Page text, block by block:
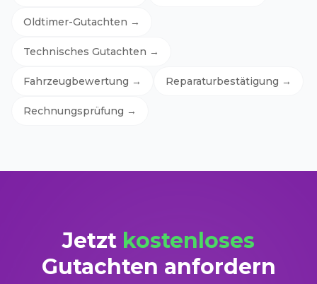
Oldtimer-Gutachten →
Technisches Gutachten →
Fahrzeugbewertung → Reparaturbestätigung →
Rechnungsprüfung →
Jetzt kostenloses
Gutachten anfordern